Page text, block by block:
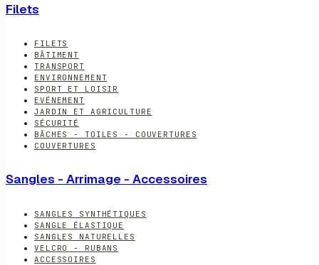
Filets
FILETS
BÂTIMENT
TRANSPORT
ENVIRONNEMENT
SPORT ET LOISIR
EVÉNEMENT
JARDIN ET AGRICULTURE
SÉCURITÉ
BÂCHES - TOILES - COUVERTURES
COUVERTURES
Sangles - Arrimage - Accessoires
SANGLES SYNTHÉTIQUES
SANGLE ÉLASTIQUE
SANGLES NATURELLES
VELCRO - RUBANS
ACCESSOIRES